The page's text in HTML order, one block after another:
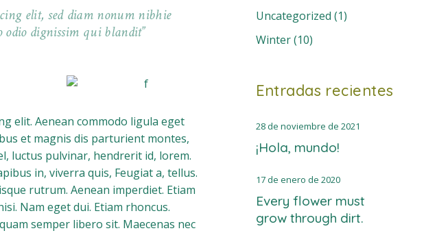
elit, sed diam nonum nibhie
odio dignissim qui blandit
elit. Aenean commodo ligula eget
et magnis dis parturient montes,
luctus pulvinar, hendrerit id, lorem.
in, viverra quis, Feugiat a, tellus.
rutrum. Aenean imperdiet. Etiam
Nam eget dui. Etiam rhoncus.
semper libero sit. Maecenas nec
Uncategorized (1)
Winter(10)
Entradas recientes
¡Hola, mundo!
28 de noviembre de 2021
Every flower must
grow through dirt.
17 de enero de 2020